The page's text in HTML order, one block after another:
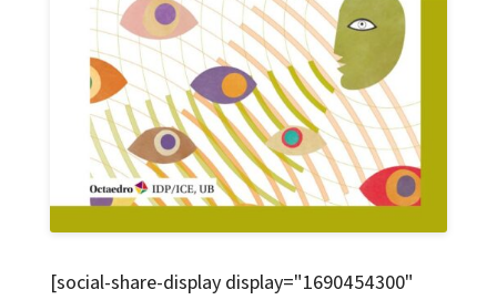
[social-share-display display="1690454300"